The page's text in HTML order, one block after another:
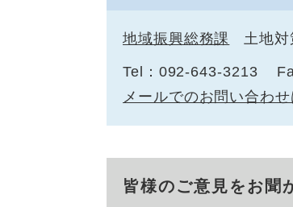
地域振興総務課 土地対
Tel：092-643-3213
メールでのお問い合わ
皆様のご意見をお聞